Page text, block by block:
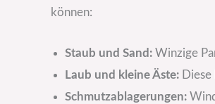
können:
Staub und Sand: Winzige
Laub und kleine Äste:
Schmutzablagerungen: